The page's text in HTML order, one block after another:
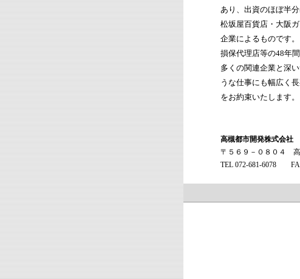
あり、出資のほぼ半
松坂屋百貨店・大阪
企業によるものです
損保代理店等の48年
多くの関連企業と深
うな仕事にも幅広く
をお約束いたします。
高槻都市開発株式会社
〒５６９－０８０４ 高
TEL 072-681-6078